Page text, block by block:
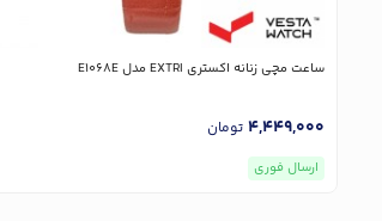
ساعت مچی زنانه اکستری EXTRI مدل E1068E
4,449,000 تومان
ارسال فوری